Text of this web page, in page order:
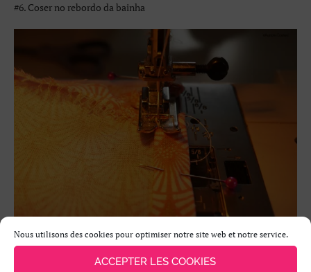
Nous utilisons des cookies pour optimiser notre site web et notre service.
ACCEPTER LES COOKIES
#6. Coser no rebordo da bainha
#7. Utilizar um alfinete de segurança para enfiar o cordão na